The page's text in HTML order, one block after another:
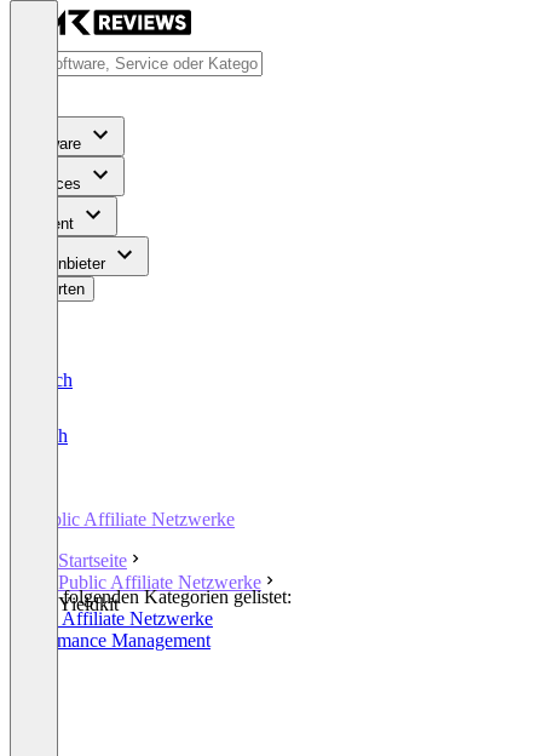
Software
Services
Content
Für Anbieter
Bewerten
Deutsch
English
Public Affiliate Netzwerke
Startseite
Public Affiliate Netzwerke
Yieldkit
In den folgenden Kategorien gelistet:
Public Affiliate Netzwerke
Performance Management